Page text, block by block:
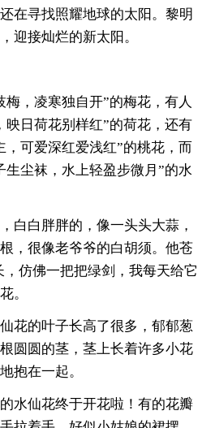
在寻找照耀地球的太阳。黎明
迎接灿烂的新太阳。
，凌寒独自开”的梅花，有人
映日荷花别样红”的荷花，还有
，可爱深红爱浅红”的桃花，而
生尘袜，水上轻盈步微月”的水
白胖胖的，像一头头大蒜，
，很像老爷爷的白胡须。他苍
仿佛一把把绿剑，我每天给它
。
的叶子长高了很多，郁郁葱
圆圆的茎，茎上长着许多小花
抱在一起。
仙花终于开花啦！有的花瓣